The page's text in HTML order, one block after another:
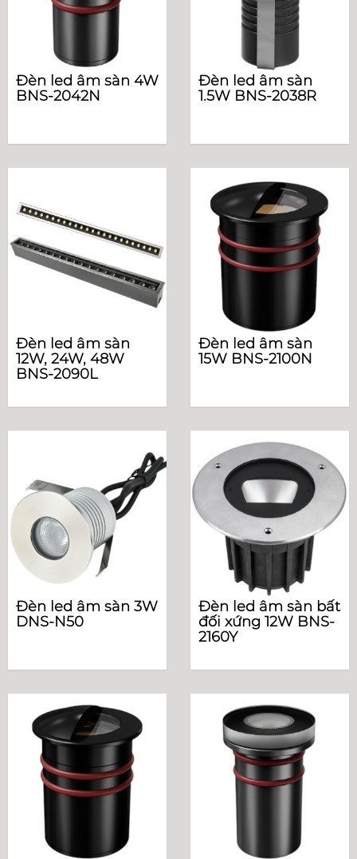
Đèn led âm sàn 4W
BNS-2042N
Đèn led âm sàn
1.5W BNS-2038R
Đèn led âm sàn
12W, 24W, 48W
BNS-2090L
Đèn led âm sàn
15W BNS-2100N
Đèn led âm sàn 3W
DNS-N50
Đèn led âm sàn bất
đối xứng 12W BNS-
2160Y